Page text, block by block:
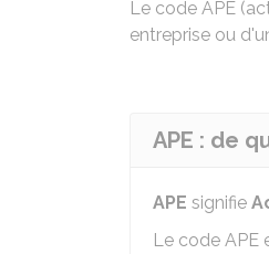
Le code APE
entreprise ou
APE : de
APE signifie
Le code APE